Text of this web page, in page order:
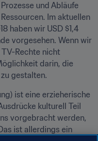
und Abläufe
Im aktuellen
haben wir USD $1,4
vorgesehen. Wenn wir
Rechte nicht
darin, die
gestalten.
ist eine erzieherische
kulturell Teil
vorgebracht werden,
ist allerdings ein